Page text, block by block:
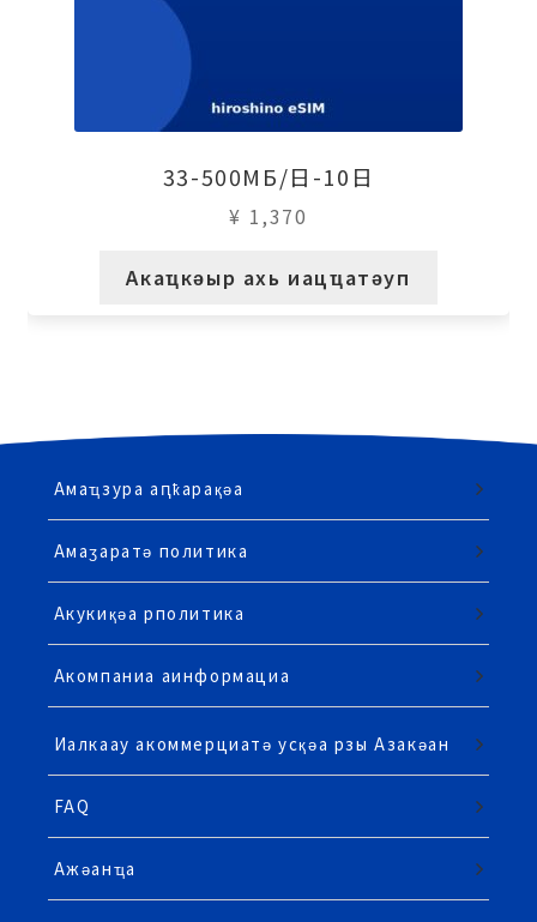
33-500МБ/日-10日
¥ 1,370
Акаҵкәыр ахь иацҵатәуп
Амаҵзура аԥҟарақәа
Амаӡаратә политика
Акукиқәа рполитика
Акомпаниа аинформациа
Иалкаау акоммерциатә усқәа рзы Азакәан
FAQ
Ажәанҵа